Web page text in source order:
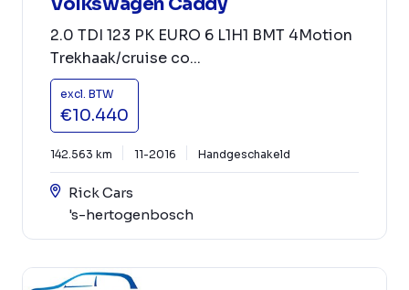
2.0 TDI 123 PK EURO 6 L1H1 BMT 4Motion
Trekhaak/cruise co...
excl. BTW
€10.440
142.563 km 11-2016 Handgeschakeld
Rick Cars
's-hertogenbosch